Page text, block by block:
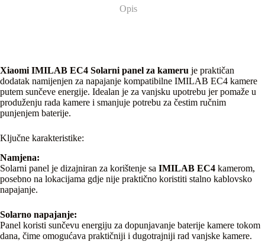
Opis
Xiaomi IMILAB EC4 Solarni panel za kameru je praktičan
dodatak namijenjen za napajanje kompatibilne IMILAB EC4 kamere
putem sunčeve energije. Idealan je za vanjsku upotrebu jer pomaže u
produženju rada kamere i smanjuje potrebu za čestim ručnim
punjenjem baterije.
Ključne karakteristike:
Namjena:
Solarni panel je dizajniran za korištenje sa IMILAB EC4 kamerom,
posebno na lokacijama gdje nije praktično koristiti stalno kablovsko
napajanje.
Solarno napajanje:
Panel koristi sunčevu energiju za dopunjavanje baterije kamere tokom
dana, čime omogućava praktičniji i dugotrajniji rad vanjske kamere.